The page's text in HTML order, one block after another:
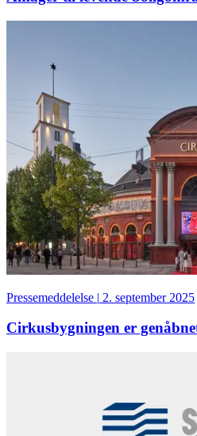
Pressemeddelelse | 2. september 2025
Cirkusbygningen er